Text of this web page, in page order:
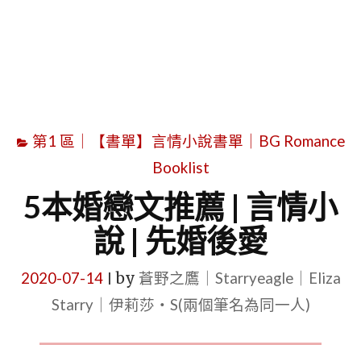
第1 區｜【書單】言情小說書單｜BG Romance
Booklist
5本婚戀文推薦 | 言情小
說 | 先婚後愛
2020-07-14| by 蒼野之鷹｜Starryeagle｜Eliza
Starry｜伊莉莎・S(兩個筆名為同一人)